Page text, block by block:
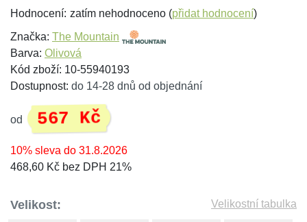
Hodnocení: zatím nehodnoceno (přidat hodnocení)
Značka: The Mountain
Barva: Olivová
Kód zboží: 10-55940193
Dostupnost: do 14-28 dnů od objednání
od 567 Kč
10% sleva do 31.8.2026
468,60 Kč bez DPH 21%
Velikost: Velikostní tabulka